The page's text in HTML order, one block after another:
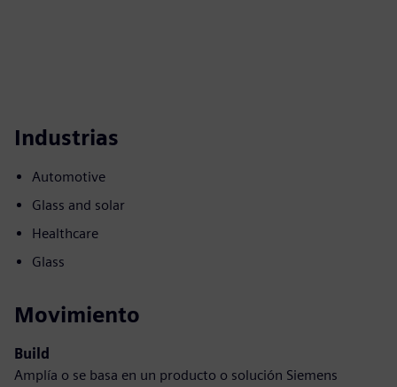
Industrias
Automotive
Glass and solar
Healthcare
Glass
Movimiento
Build
Amplía o se basa en un producto o solución Siemens